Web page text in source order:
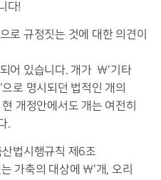
다!
로 규정짓는 것에 대한 의견이
되어 있습니다. 개가 \'기타
명시되던 법적인 개의
개정안에서도 개는 여전히
.
법시행규칙 제6조
가축의 대상에 \'개, 오리